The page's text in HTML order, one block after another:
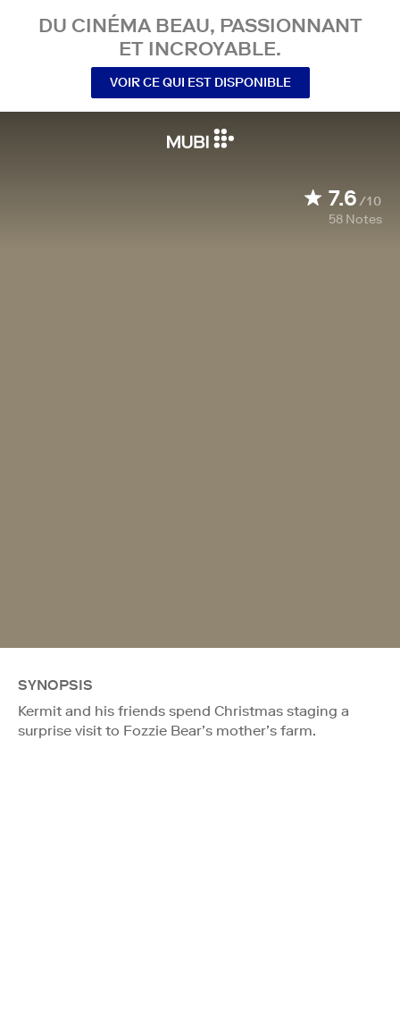
DU CINÉMA BEAU, PASSIONNANT
ET INCROYABLE.
VOIR CE QUI EST DISPONIBLE
7.6/10
58 Notes
SYNOPSIS
Kermit and his friends spend Christmas staging a
surprise visit to Fozzie Bear’s mother’s farm.